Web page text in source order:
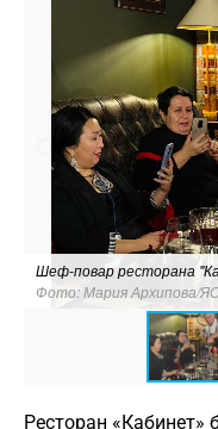
Шеф-повар ресторана
Фото: Мария Архипова/
Ресторан «Кабинет»